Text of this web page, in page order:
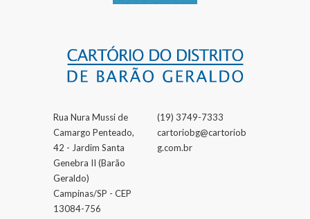
Rua Nura Mussi de
Camargo Penteado,
42 - Jardim Santa
Genebra II (Barão
Geraldo)
Campinas/SP - CEP
13084-756
(19) 3749-7333
cartoriobg@cartoriob
g.com.br